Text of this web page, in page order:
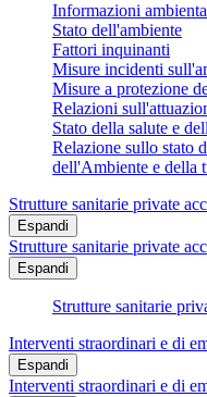
Informazioni
Stato dell'ambiente
Fattori inquinanti
Misure incidenti
Misure a protezione
Relazioni
Stato della salute e
Relazione sullo stato
dell'Ambiente e della
Strutture sanitarie private
Espandi
Strutture sanitarie private
Espandi
Strutture sanitarie
Interventi straordinari e di
Espandi
Interventi straordinari e di